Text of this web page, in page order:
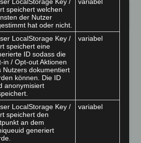
„Duales
Arbeit:
in:Stellenanzeigen
zu dieser Stellenausschreibung
speichert welchen
der Nutzer
hat oder nicht.
LocalStorage Key /
speichert eine
ID sodass die
in / Opt-out Aktionen
Nutzers dokumentiert
können. Die ID
anonymisiert
variabel
LocalStorage Key /
speichert den
an dem
generiert
variabel